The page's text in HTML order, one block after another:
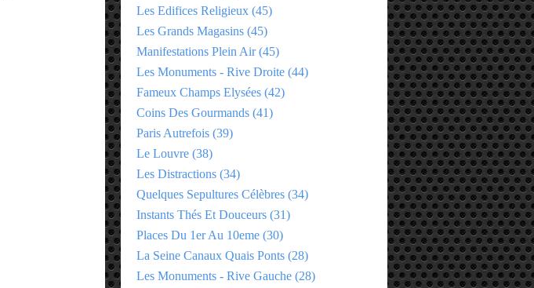
Les Edifices Religieux (45)
Les Grands Magasins (45)
Manifestations Plein Air(45)
Les Monuments - Rive Droite (44)
Fameux Champs Elysées (42)
Coins Des Gourmands (41)
Paris Autrefois (39)
Le Louvre (38)
Les Distractions (34)
Quelques Sepultures Célèbres (34)
Instants Thés Et Douceurs (31)
Places Du 1er Au 10eme (30)
La Seine Canaux Quais Ponts (28)
Les Monuments - Rive Gauche (28)